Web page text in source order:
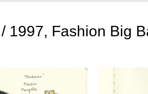
1997, Fashion Big